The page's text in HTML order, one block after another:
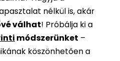
nélkül is, akár
válhat! Próbálja ki a
módszerünket –
köszönhetően a